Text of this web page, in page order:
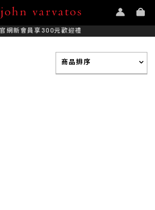
官網新會員享300元歡迎禮
商品排序